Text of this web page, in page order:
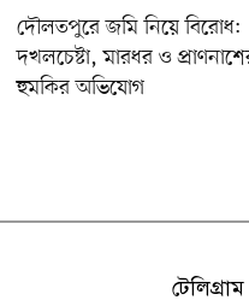
দৌলতপুরে জমি নিয়ে বিরোধ:
দখলচেষ্টা, মারধর ও
হুমকির অভিযোগ
টেলিগ্রাম